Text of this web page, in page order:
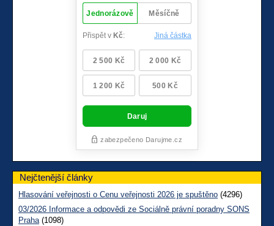
Nejčtenější články
Hlasování veřejnosti o Cenu veřejnosti 2026 je spuštěno (4296)
03/2026 Informace a odpovědi ze Sociálně právní poradny SONS
Praha(1098)